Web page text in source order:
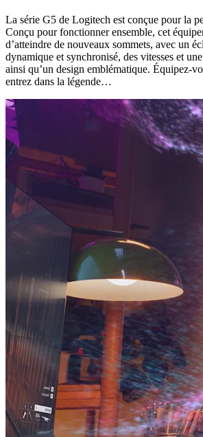
La série G5 de Logitech est conçue pour la
Conçu pour fonctionner ensemble, cet
d’atteindre de nouveaux sommets, avec un
dynamique et synchronisé, des vitesses et
ainsi qu’un design emblématique. Équipez-
entrez dans la légende…